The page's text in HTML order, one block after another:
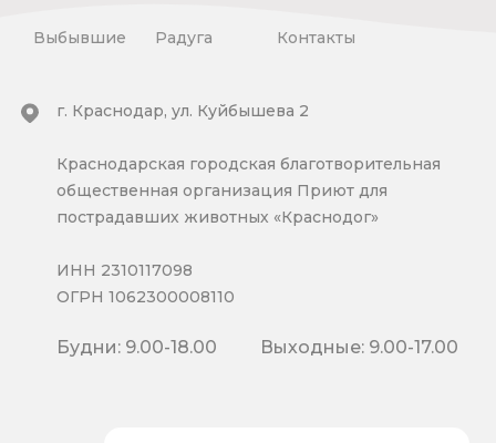
Выбывшие Радуга Контакты
г. Краснодар, ул. Куйбышева 2
Краснодарская городская благотворительная
общественная организация Приют для
пострадавших животных «Краснодог»
ИНН 2310117098
ОГРН 1062300008110
Будни: 9.00-18.00 Выходные: 9.00-17.00